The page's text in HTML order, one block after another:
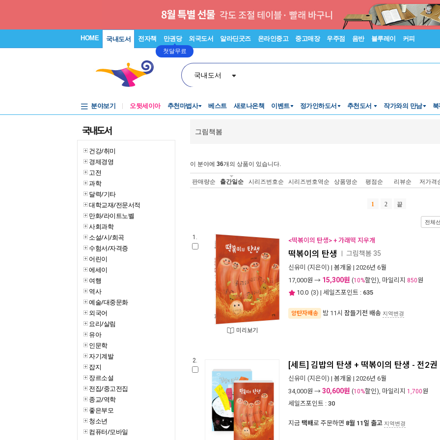
HOME 국내도서 전자책 만권당
첫달무료
외국도서 알라딘굿즈 온라인중고 중고매장 우주점 음반 블루레이 커피
국내도서
분야보기 오뒷세이아 추천마법사 베스트 새로나온책 이벤트 정가인하도서 추천도서 작가와의 만남
국내도서
건강/취미
경제경영
고전
과학
달력/기타
대학교재/전문서적
만화/라이트노벨
사회과학
소설/시/희곡
수험서/자격증
어린이
에세이
여행
역사
예술/대중문화
외국어
요리/살림
유아
인문학
자기계발
잡지
장르소설
전집/중고전집
종교/역학
좋은부모
청소년
컴퓨터/모바일
그림책봄
이 분야에 36개의 상품이 있습니다.
판매량순 출간일순 시리즈번호순 시리즈번호역순 상품명순 평점순 리뷰순 저가격
1 2 끝
전체
1.
미리보기
<떡볶이의 탄생> + 가래떡 지우개
떡볶이의 탄생 그림책봄 35
신유미 (지은이) | 봄개울 | 2026년 6월
17,000원 → 15,300원 (10%할인), 마일리지 850원
10.0 (3) | 세일즈포인트 : 635
양탄자배송 밤 11시 잠들기전 배송 지역변경
2. [세트] 김밥의 탄생 + 떡볶이의 탄생 - 전2권
신유미 (지은이) | 봄개울 | 2026년 6월
34,000원 → 30,600원 (10%할인), 마일리지 1,700원
세일즈포인트 : 30
지금 택배로 주문하면 8월 11일 출고 지역변경